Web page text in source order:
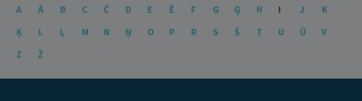
A Ā B C Č D E Ē F G Ģ H I J
K
Ķ
L Ļ M N Ņ O P R S Š T U Ū
V
Z
Ž